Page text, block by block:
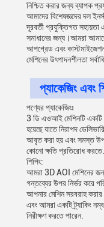
নিশ্চিত করার জন্য ব্যাপক
আমাদের বিশেষজ্ঞদের দল
দূরবর্তী প্রযুক্তিগত সহায়তা
সমাধানের জন্য।আমরা
আপগ্রেড এবং
মেশিনের উৎপাদনশীলতা
প্যাকেজিং এবং
পণ্যের প্যাকেজিংঃ
3 ডি এওআই মেশিনটি একটি
হয়েছে যাতে নিরাপদ
আবৃত করা হয় এবং সমস্ত
কোনো ক্ষতি প্রতিরোধ করতে.
শিপিং:
আমরা 3D AOI মেশিনের
গন্তব্যের উপর নির্ভর করে
আপনার মেশিন সরবরাহ করার
এবং আমরা একটি ট্র্যাকিং
নিরীক্ষণ করতে পারেন.